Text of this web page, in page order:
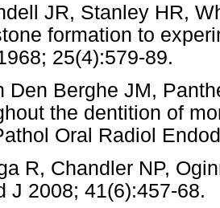
JR, Stanley HR,
formation to
25(4):579-89.
Den Berghe JM,
the dentition of
Oral Radiol
R, Chandler NP,
J 2008; 41(6):457-68.